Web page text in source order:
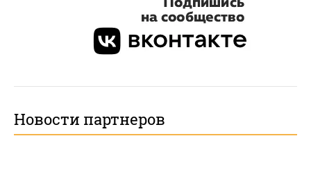
Новости партнеров